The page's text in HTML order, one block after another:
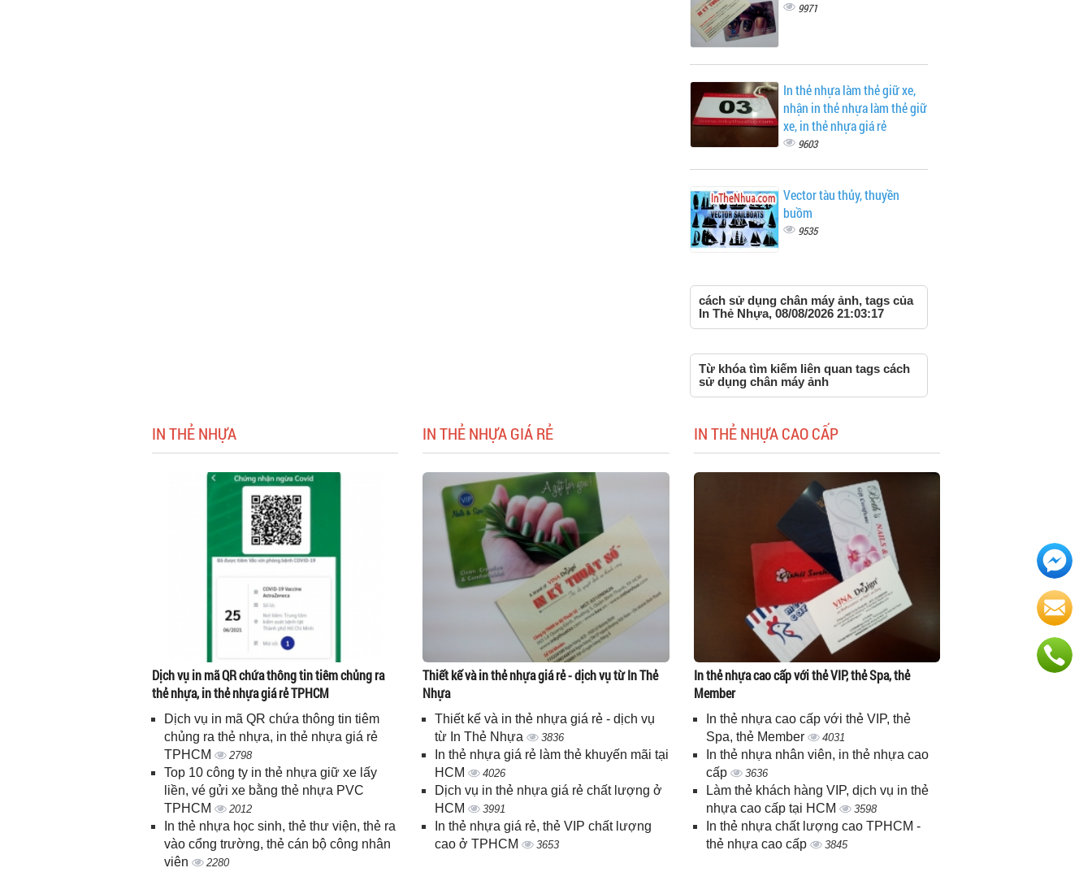
9971
In thẻ nhựa làm thẻ giữ xe,
nhận in thẻ nhựa làm thẻ giữ
xe, in thẻ nhựa giá rẻ
9603
Vector tàu thủy, thuyền
buồm
9535
cách sử dụng chân máy ảnh, tags của
In Thẻ Nhựa, 08/08/2026 21:03:17
Từ khóa tìm kiếm liên quan tags cách
sử dụng chân máy ảnh
IN THẺ NHỰA
Dịch vụ in mã QR chứa thông tin tiêm chủng ra
thẻ nhựa, in thẻ nhựa giá rẻ TPHCM
Dịch vụ in mã QR chứa thông tin tiêm
chủng ra thẻ nhựa, in thẻ nhựa giá rẻ
TPHCM
2798
Top 10 công ty in thẻ nhựa giữ xe lấy
liền, vé gửi xe bằng thẻ nhựa PVC
TPHCM
2012
In thẻ nhựa học sinh, thẻ thư viện, thẻ ra
vào cổng trường, thẻ cán bộ công nhân
viên
2280
IN THẺ NHỰA GIÁ RẺ
Thiết kế và in thẻ nhựa giá rẻ - dịch vụ từ In Thẻ
Nhựa
Thiết kế và in thẻ nhựa giá rẻ - dịch vụ
từ In Thẻ Nhựa
3836
In thẻ nhựa giá rẻ làm thẻ khuyến mãi tại
HCM
4026
Dịch vụ in thẻ nhựa giá rẻ chất lượng ở
HCM
3991
In thẻ nhựa giá rẻ, thẻ VIP chất lượng
cao ở TPHCM
3653
IN THẺ NHỰA CAO CẤP
In thẻ nhựa cao cấp với thẻ VIP, thẻ Spa, thẻ
Member
In thẻ nhựa cao cấp với thẻ VIP, thẻ
Spa, thẻ Member
4031
In thẻ nhựa nhân viên, in thẻ nhựa cao
cấp
3636
Làm thẻ khách hàng VIP, dịch vụ in thẻ
nhựa cao cấp tại HCM
3598
In thẻ nhựa chất lượng cao TPHCM -
thẻ nhựa cao cấp
3845